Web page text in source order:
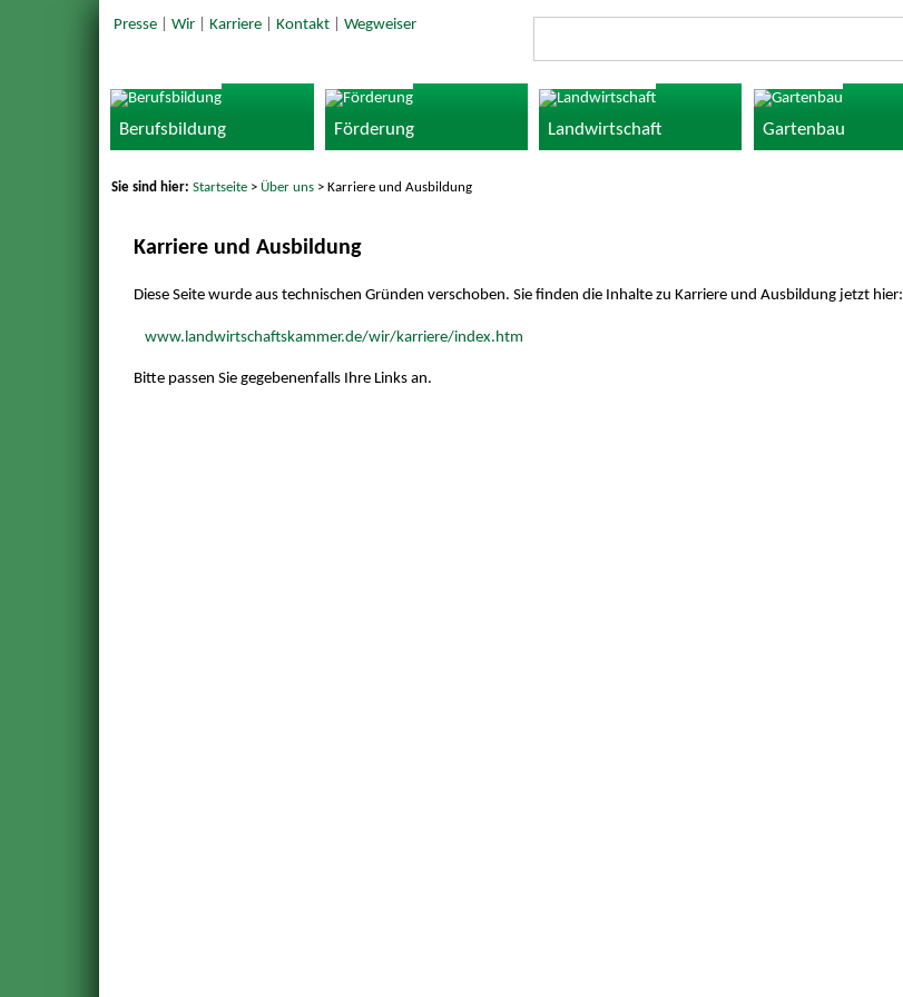
Presse| Wir| Karriere| Kontakt| Wegweiser
Berufsbildung Förderung Landwirtschaft Gartenbau
Sie sind hier:Startseite >Über uns > Karriere und Ausbildung
Karriere und Ausbildung
Diese Seite wurde aus technischen Gründen verschoben. Sie finden die Inhalte zu Karriere und Ausbildung jetzt hier:
www.landwirtschaftskammer.de/wir/karriere/index.htm
Bitte passen Sie gegebenenfalls Ihre Links an.